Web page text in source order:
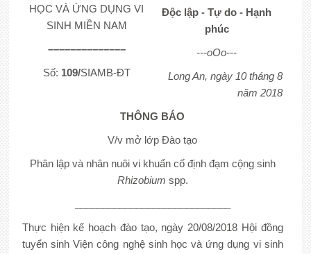
HỌC VÀ ỨNG DỤNG VI
SINH MIỀN NAM
––––––––––––––
Số: 109/SIAMB-ĐT
Độc lập - Tự do - Hạnh
phúc
---oOo---
Long An, ngày 10 tháng 8
năm 2018
THÔNG BÁO
V/v mở lớp Đào tạo
Phân lập và nhân nuôi vi khuẩn cố định đạm cộng sinh
Rhizobium spp.
Thực hiện kế hoạch đào tạo, ngày 20/08/2018 Hội đồng
tuyển sinh Viện công nghệ sinh học và ứng dụng vi sinh